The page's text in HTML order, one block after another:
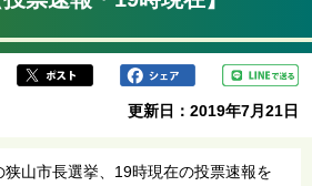
更新日：2019年7月21日
山市長選挙、19時現在の投票速報を